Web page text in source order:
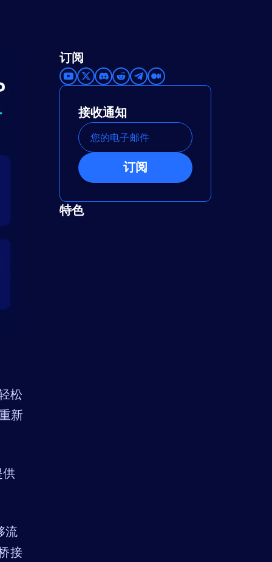
松
新
流
接
订阅
接收通知
订阅
特色